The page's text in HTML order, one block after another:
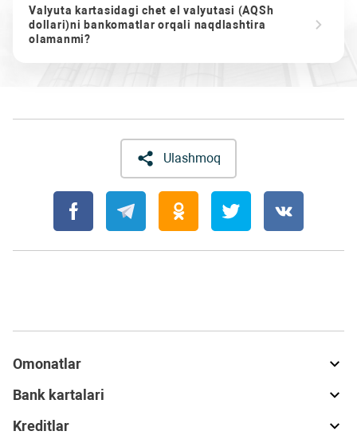
Valyuta kartasidagi chet el valyutasi (AQSh
dollari)ni bankomatlar orqali naqdlashtira
olamanmi?
Ulashmoq
Omonatlar
Bank kartalari
Kreditlar